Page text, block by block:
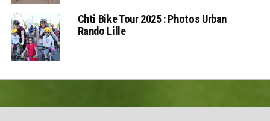
Chti Bike Tour 2025 : Photos Urban
Rando Lille